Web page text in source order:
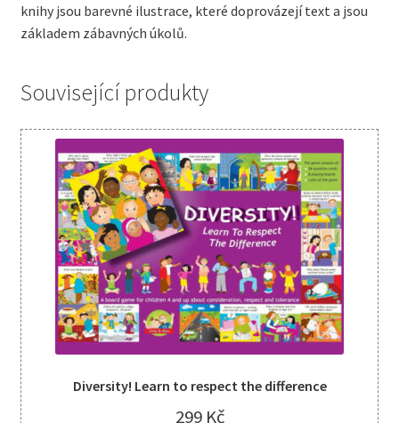
knihy jsou barevné ilustrace, které doprovázejí text a jsou
základem zábavných úkolů.
Související produkty
Diversity! Learn to respect the difference
299 Kč